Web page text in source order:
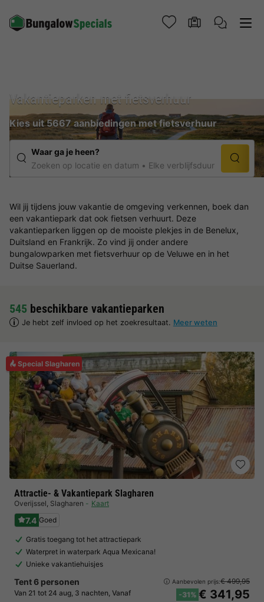
Vakantieparken met fietsverhuur
Kies uit 5667 aanbiedingen met fietsverhuur
Waar ga je heen?
Zoeken op locatie en datum
Elke verblijfsduur
Wil jij tijdens jouw vakantie de omgeving verkennen, boek dan
een vakantiepark dat ook fietsen verhuurt. Deze
vakantieparken liggen op de mooiste plekjes in de Benelux,
Duitsland en Frankrijk. Zo vind jij onder andere
bungalowparken met fietsverhuur op de Veluwe en in het
Duitse Sauerland.
545 beschikbare vakantieparken
Je hebt zelf invloed op het zoekresultaat. Meer weten
Special Slagharen
Attractie- & Vakantiepark Slagharen
Overijssel, Slagharen Kaart
7.4 Goed
Gratis toegang tot het attractiepark
Waterpret in waterpark Aqua Mexicana!
Unieke vakantiehuisjes
Tent 6 personen
Van 21 tot 24 aug, 3 nachten, Vanaf
Aanbevolen prijs:€ 499,95
-31% € 341,95